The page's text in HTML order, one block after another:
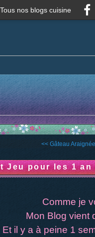
Tous nos blogs cuisine
<< Gâteau
Jeu pour les 1
Comme je
Mon Blog vient
Et il y a à peine 1